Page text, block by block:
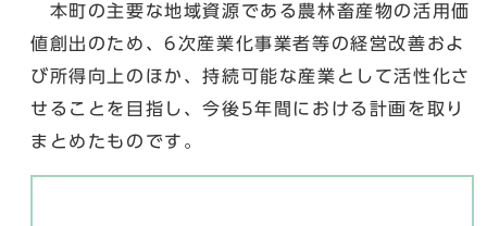
本町の主要な地域資源である農林畜産物の活用価
値創出のため、6次産業化事業者等の経営改善およ
び所得向上のほか、持続可能な産業として活性化さ
せることを目指し、今後5年間における計画を取り
まとめたものです。